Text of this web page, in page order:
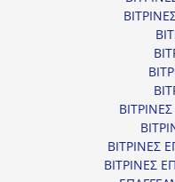
ΒΙΤΡΙΝΕΣ
ΒΙΤΡΙΝΕΣ